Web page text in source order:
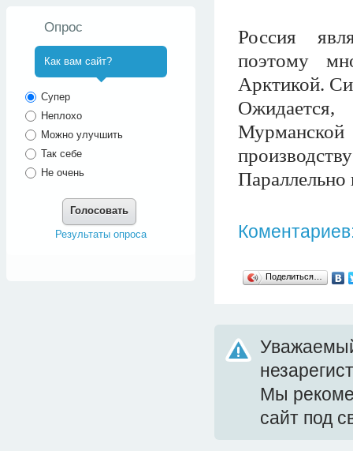
Россия
поэтому
Арктикой.
Параллельно
Поделиться…
Мы
сайт под
Опрос
Как вам сайт?
Супер
Неплохо
Можно улучшить
Так себе
Не очень
Голосовать
Результаты опроса